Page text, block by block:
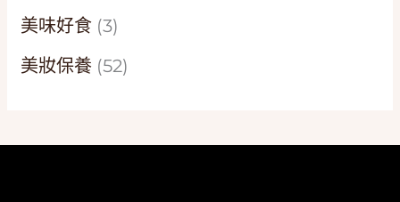
美味好食 (3)
美妝保養 (52)